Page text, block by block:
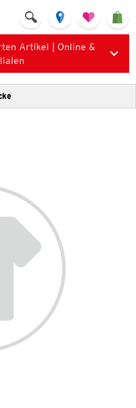
Artikel | Online &